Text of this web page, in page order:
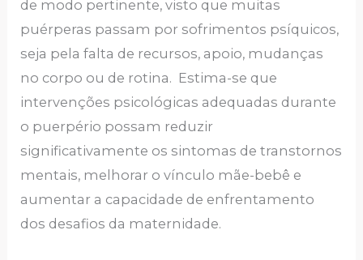
de modo pertinente, visto que muitas
puérperas passam por sofrimentos psíquicos,
seja pela falta de recursos, apoio, mudanças
no corpo ou de rotina. Estima-se que
intervenções psicológicas adequadas durante
o puerpério possam reduzir
significativamente os sintomas de transtornos
mentais, melhorar o vínculo mãe-bebê e
aumentar a capacidade de enfrentamento
dos desafios da maternidade.